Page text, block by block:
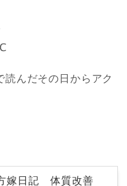
読んだその日からアク
嫁日記 体質改善